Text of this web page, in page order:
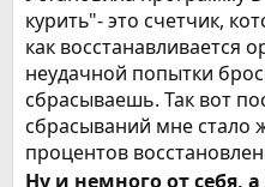
курить"- это счетчик,
как восстанавливается
неудачной попытки
сбрасываешь. Так вот
сбрасываний мне стало
процентов
Ну и немного от себя,